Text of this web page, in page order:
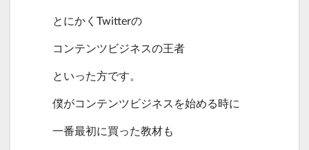
とにかくTwitterの
コンテンツビジネスの王者
といった方です。
僕がコンテンツビジネスを始める時に
一番最初に買った教材も